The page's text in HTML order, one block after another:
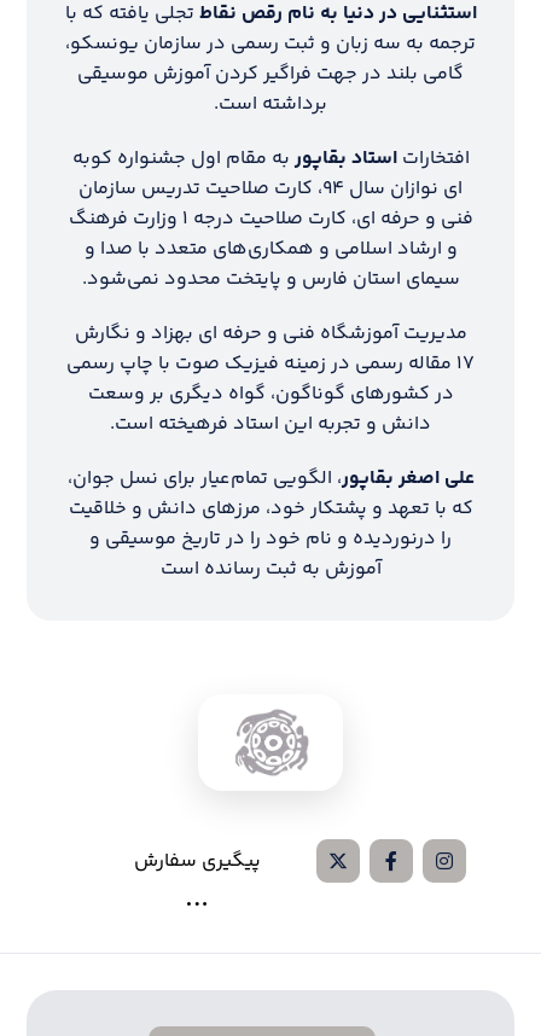
استثنایی در دنیا به نام رقص نقاط تجلی یافته که با
ترجمه به سه زبان و ثبت رسمی در سازمان یونسکو،
گامی بلند در جهت فراگیر کردن آموزش موسیقی
برداشته است.
افتخاراتاستاد بقاپوربه مقام اول جشنواره کوبه
ای نوازان سال ۹۴، کارت صلاحیت تدریس سازمان
فنی و حرفه ای، کارت صلاحیت درجه ۱ وزارت فرهنگ
و ارشاد اسلامی و همکاری‌های متعدد با صدا و
سیمای استان فارس و پایتخت محدود نمی‌شود.
مدیریت آموزشگاه فنی و حرفه ای بهزاد و نگارش
۱۷ مقاله رسمی در زمینه فیزیک صوت با چاپ رسمی
در کشورهای گوناگون، گواه دیگری بر وسعت
دانش و تجربه این استاد فرهیخته است.
علی اصغر بقاپور، الگویی تمام‌عیار برای نسل جوان،
که با تعهد و پشتکار خود، مرزهای دانش و خلاقیت
را درنوردیده و نام خود را در تاریخ موسیقی و
آموزش به ثبت رسانده است
پیگیری سفارش